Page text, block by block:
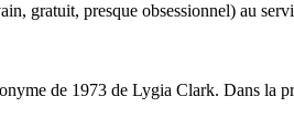
gratuit, presque obsessionnel) au
de 1973 de Lygia Clark. Dans la